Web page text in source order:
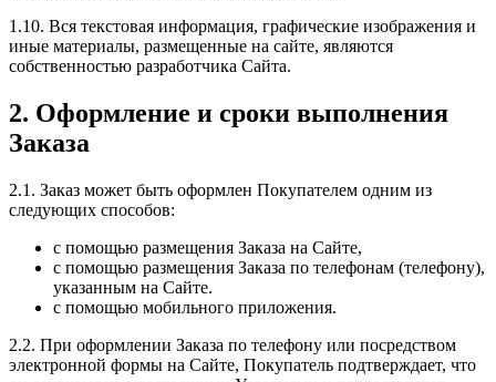
1.10. Вся текстовая информация, графические изображения и
иные материалы, размещенные на сайте, являются
собственностью разработчика Сайта.
2. Оформление и сроки выполнения
Заказа
2.1. Заказ может быть оформлен Покупателем одним из
следующих способов:
с помощью размещения Заказа на Сайте,
с помощью размещения Заказа по телефонам (телефону),
указанным на Сайте.
c помощью мобильного приложения.
2.2. При оформлении Заказа по телефону или посредством
электронной формы на Сайте, Покупатель подтверждает, что